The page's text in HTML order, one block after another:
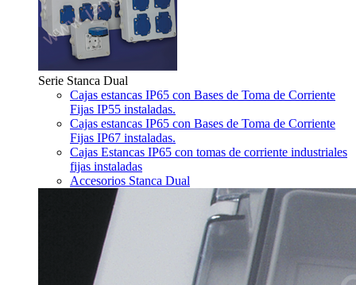
Serie Stanca Dual
Cajas estancas IP65 con Bases de Toma de Corriente
Fijas IP55 instaladas.
Cajas estancas IP65 con Bases de Toma de Corriente
Fijas IP67 instaladas.
Cajas Estancas IP65 con tomas de corriente industriales
fijas instaladas
Accesorios Stanca Dual